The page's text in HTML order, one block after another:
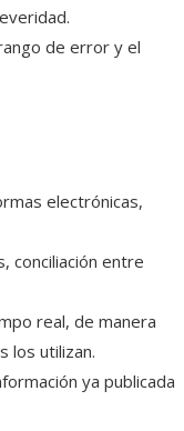
de error y el
electrónicas,
conciliación entre
real, de manera
los utilizan.
ya publicada